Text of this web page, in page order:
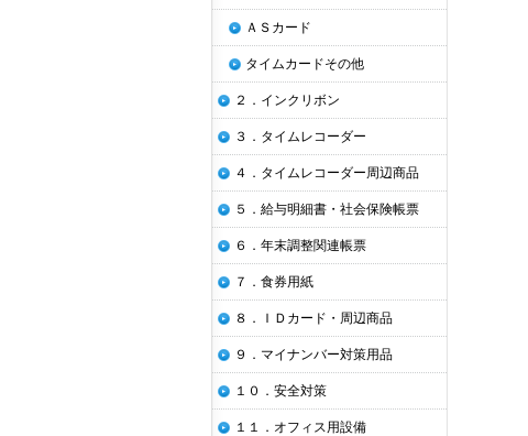
ＡＳカード
タイムカードその他
２．インクリボン
３．タイムレコーダー
４．タイムレコーダー周辺商品
５．給与明細書・社会保険帳票
６．年末調整関連帳票
７．食券用紙
８．ＩＤカード・周辺商品
９．マイナンバー対策用品
１０．安全対策
１１．オフィス用設備